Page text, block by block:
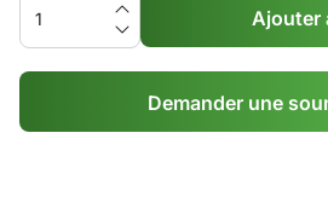
Ajouter
Demander une